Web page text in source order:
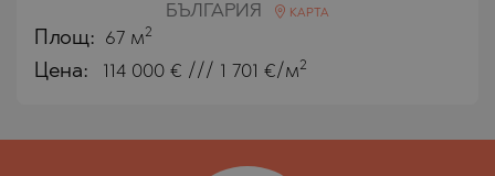
БЪЛГАРИЯ
КАРТА
Площ: 67 м2
Цена: 114 000 € /// 1 701 €/м2